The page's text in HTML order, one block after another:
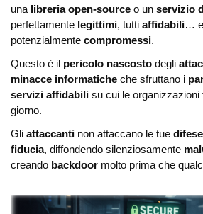
una libreria open-source o un servizio
perfettamente legittimi, tutti affidabili…
potenzialmente compromessi.
Questo è il pericolo nascosto degli
minacce informatiche che sfruttano i
servizi affidabili su cui le organizzazioni
giorno.
Gli attaccanti non attaccano le tue difese
fiducia, diffondendo silenziosamente
creando backdoor molto prima che